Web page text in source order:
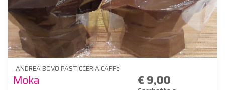
ANDREA BOVO PASTICCERIA CAFFè
Moka € 9,00